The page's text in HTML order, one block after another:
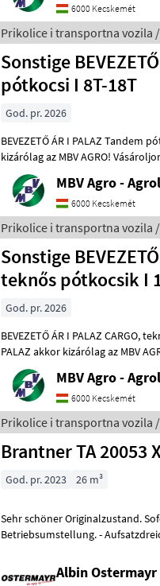
6000 Kecskemét
Prikolice i transportna vozila
Sonstige
pótkocsi I 8T-18T
God. pr. 2026
BEVEZETŐ ÁR I PALAZ Tandem pótkocsi I
kizárólag az MBV AGRO! Vásároljon
legnagyobb PALAZ kereskedőitől.
MBV Agro -
6000 Kecskemét
Prikolice i transportna vozila
Sonstige
teknős pótkocsik I
God. pr. 2026
BEVEZETŐ ÁR I PALAZ CARGO, teknős pótkocsik I 12-18T I 2 tengely Ha
PALAZ akkor kizárólag az MBV
MBV Agro -
6000 Kecskemét
Prikolice i transportna vozila
Brantner TA 20053
God. pr. 2023 26 m³
Sehr schöner Originalzustand.
Betriebsumstellung. - Aufsatzdreicke 300mm vorne und hinten, mech.
Albin